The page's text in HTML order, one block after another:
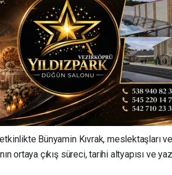
Bünyamin Kıvrak, meslektaşları
ortaya çıkış süreci, tarihi altyapısı ve